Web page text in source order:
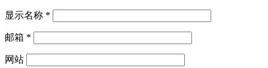
显示名称 *
邮箱 *
网站